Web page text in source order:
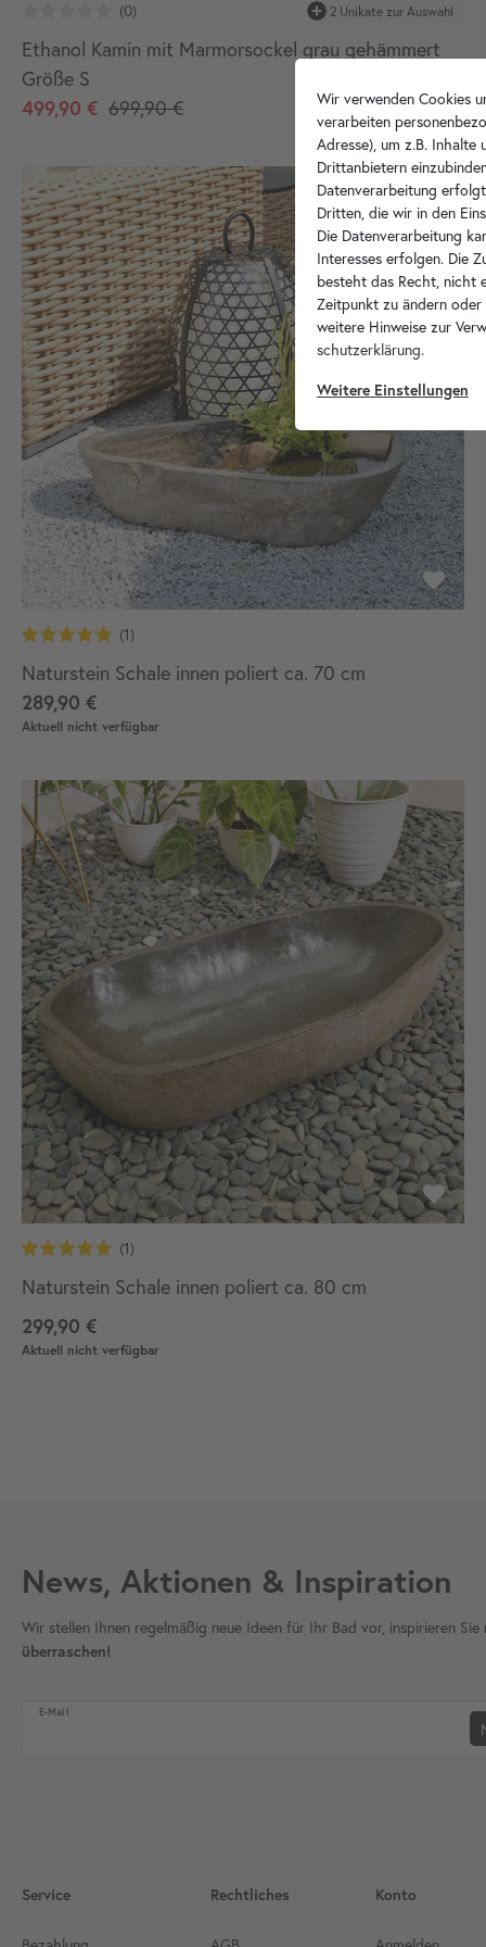
2 Unikate zur Auswahl
Ethanol Kamin mit Marmorsockel grau gehämmert
Größe S
499,90 € 699,90 €
Naturstein Schale innen poliert ca. 70 cm
289,90 €
Aktuell nicht verfügbar
Naturstein Schale innen poliert ca. 80 cm
299,90 €
Aktuell nicht verfügbar
News, Aktionen & Inspiration
Wir stellen Ihnen regelmäßig neue Ideen für Ihr Bad vor, inspirieren
überraschen!
E-Mail
Newsletter Honig
Service Rechtliches Konto
Wir verwenden Cookies
verarbeiten
Adresse), um z.B. Inhalte
Drittanbietern
Datenverarbeitung
Dritten, die wir in den
Die Datenverarbeitung
Interesses erfolgen. Die
besteht das Recht, nicht
Zeitpunkt zu ändern
weitere Hinweise zur
schutz­erklärung.
Weitere Einstellungen